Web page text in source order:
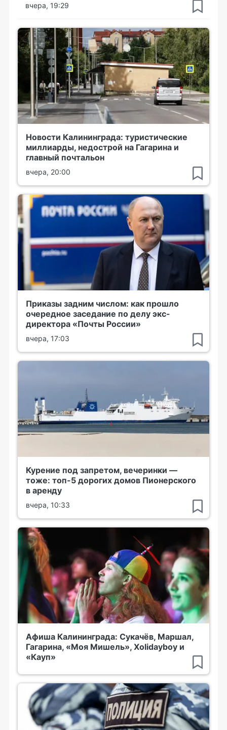
вчера, 19:29
Новости Калининграда: туристические
миллиарды, недострой на Гагарина и
главный почтальон
вчера, 20:00
Приказы задним числом: как прошло
очередное заседание по делу экс-
директора «Почты России»
вчера, 17:03
Курение под запретом, вечеринки —
тоже: топ-5 дорогих домов Пионерского
в аренду
вчера, 10:33
Афиша Калининграда: Сукачёв, Маршал,
Гагарина, «Моя Мишель», Xolidayboy и
«Кауп»